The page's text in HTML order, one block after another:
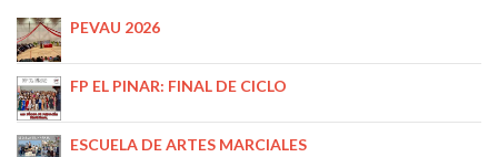
PEVAU 2026
FP EL PINAR: FINAL DE CICLO
ESCUELA DE ARTES MARCIALES